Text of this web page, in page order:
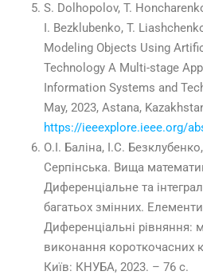
S. Dolhopolov, T.
I. Bezklubenko, T.
Modeling Objects Using
Technology A Multi-stage
Information Systems and
May, 2023, Astana,
https://ieeexplore.ieee.org/
О.І. Баліна, І.С.
Серпінська. Вища
Диференціальне та
багатьох змінних. Елементи
Диференціальні рівняння:
виконання короткочасних
Київ: КНУБА, 2023. – 76 с.